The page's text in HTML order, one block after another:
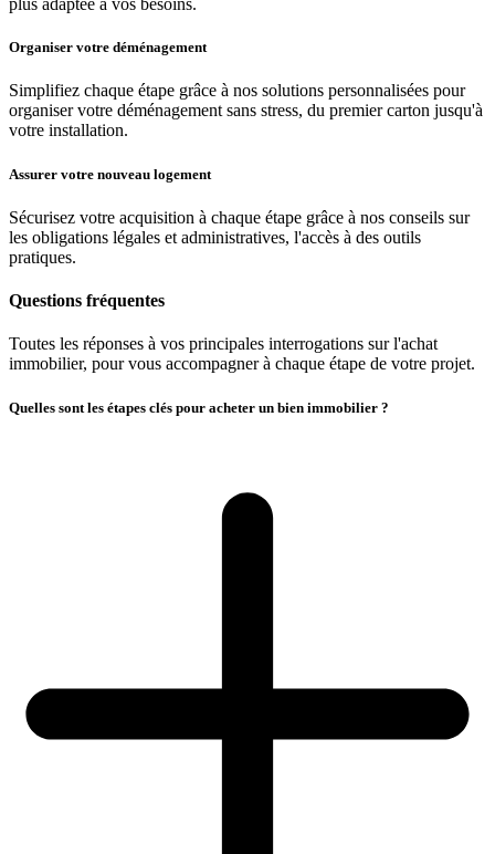
plus adaptée à vos besoins.
Organiser votre déménagement
Simplifiez chaque étape grâce à nos solutions personnalisées pour
organiser votre déménagement sans stress, du premier carton jusqu'à
votre installation.
Assurer votre nouveau logement
Sécurisez votre acquisition à chaque étape grâce à nos conseils sur
les obligations légales et administratives, l'accès à des outils
pratiques.
Questions fréquentes
Toutes les réponses à vos principales interrogations sur l'achat
immobilier, pour vous accompagner à chaque étape de votre projet.
Quelles sont les étapes clés pour acheter un bien immobilier ?